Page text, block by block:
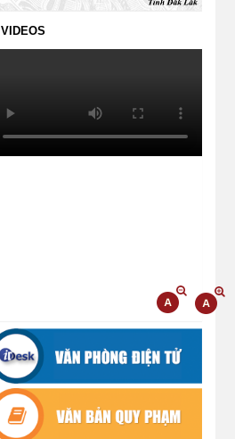
(30/07/2026)
NHÓM NĂM 2026
(21/07/2026)
CỦA THANH NIÊN XÃ CƯ M’TA
TÍN DỤNG CHÍNH SÁCH XÃ HỘI
TIẾP TỤC PHÁT HUY HIỆU QUẢ,
GÓP PHẦN GIẢM NGHÈO BỀN
VỮNG VÀ PHÁT TRIỂN KINH TẾ
TẠI XÃ CƯ M’TA
VIDEOS